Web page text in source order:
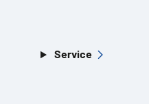
Service